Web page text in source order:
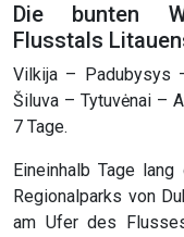
Die bunten
Flusstals
Vilkija – Padubysys
Šiluva – Tytuvėnai –
7 Tage.
Eineinhalb Tage
Regionalparks von
am Ufer des